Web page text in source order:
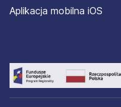
Aplikacja mobilna iOS